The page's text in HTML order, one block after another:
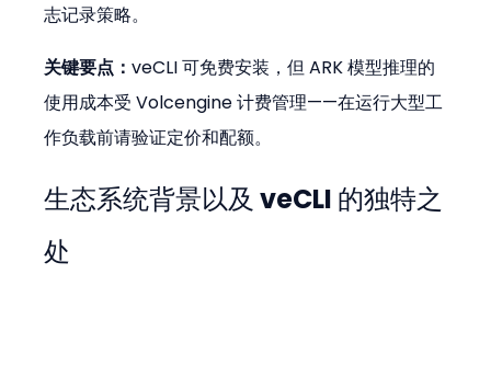
志记录策略。
关键要点：veCLI 可免费安装，但 ARK 模型推理的
使用成本受 Volcengine 计费管理——在运行大型工
作负载前请验证定价和配额。
生态系统背景以及 veCLI 的独特之
处